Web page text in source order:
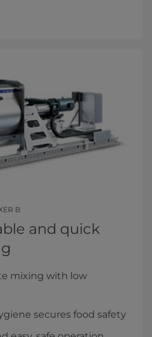
B
and quick
mixing with low
secures food safety